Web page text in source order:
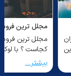
قیمت غذا در
جدیدترین نرخ
قیمت غذا در
دارد؛ از
ارزان تا
منوی گران‌...
بیشتر...